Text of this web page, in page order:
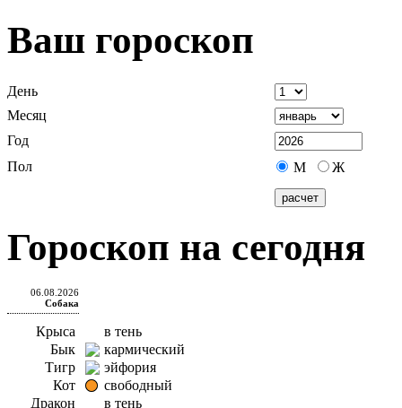
Ваш гороскоп
День
Месяц
Год
Пол
М Ж
Гороскоп на сегодня
06.08.2026
Собака
Крыса
в тень
Бык
кармический
Тигр
эйфория
Кот
свободный
Дракон
в тень